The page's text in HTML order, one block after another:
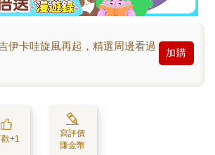
伊卡哇旋風再起，精選周邊看過
加購
+1
寫評價
賺金幣